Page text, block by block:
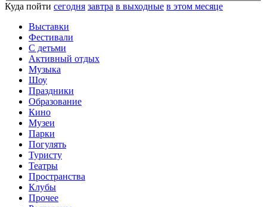
Куда пойти сегодня завтра в выходные в этом месяце
Выставки
Фестивали
С детьми
Активный отдых
Музыка
Шоу
Праздники
Образование
Кино
Музеи
Парки
Погулять
Туристу
Театры
Пространства
Клубы
Прочее